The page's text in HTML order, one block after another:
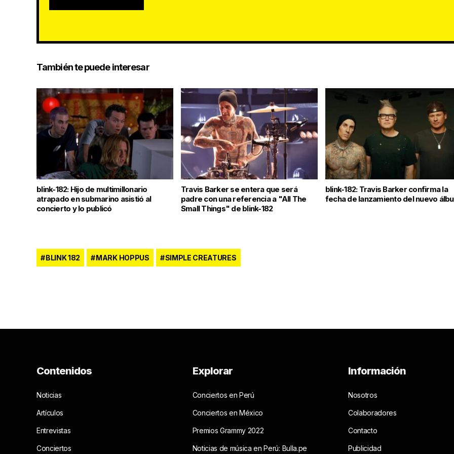
También te puede interesar
blink-182: Hijo de multimillonario
atrapado en submarino asistió al
concierto y lo publicó
Travis Barker se entera que será
padre con una referencia a "All The
Small Things" de blink-182
blink-182: Travis Barker confirma la
fecha de lanzamiento del nuevo
BLINK 182 MARK HOPPUS SIMPLE CREATURES
Contenidos
Noticias
Artículos
Entrevistas
Conciertos
Explorar
Conciertos en Perú
Conciertos en México
Premios Grammy 2022
Noticias de música en Perú: Bulla.pe
Información
Nosotros
Colaboradores
Contacto
Publicidad